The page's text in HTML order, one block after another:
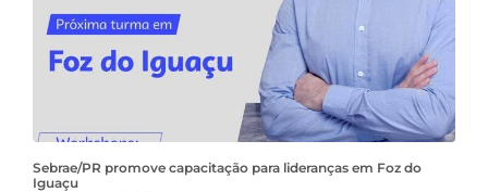
Sebrae/PR promove capacitação para lideranças em Foz do
Iguaçu